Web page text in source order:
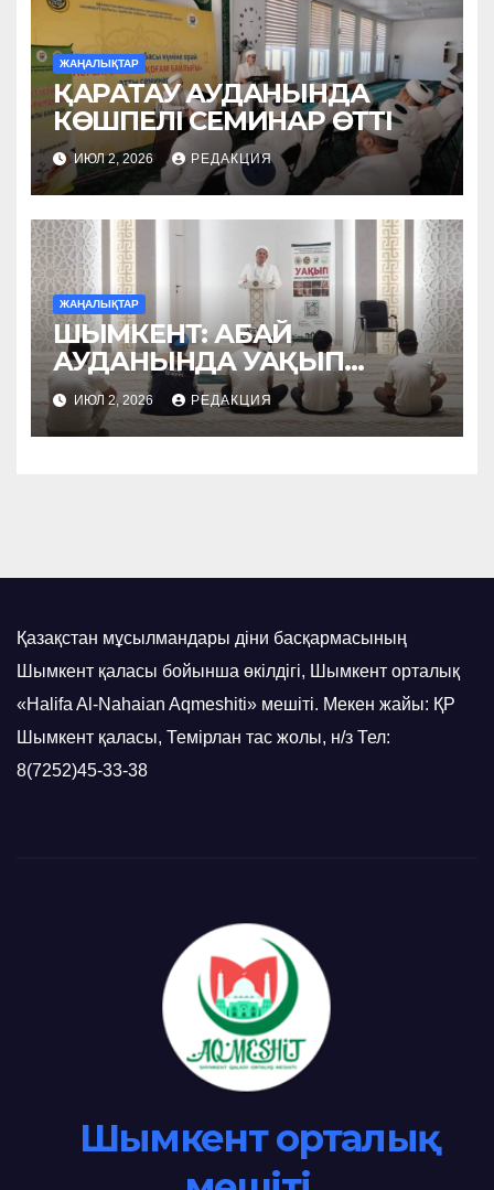
ЖАҢАЛЫҚТАР
ҚАРАТАУ АУДАНЫНДА
КӨШПЕЛІ СЕМИНАР ӨТТІ
ИЮЛ 2, 2026 РЕДАКЦИЯ
ЖАҢАЛЫҚТАР
ШЫМКЕНТ: АБАЙ
АУДАНЫНДА УАҚЫП
НАСИХАТТАЛДЫ
ИЮЛ 2, 2026 РЕДАКЦИЯ
Қазақстан мұсылмандары діни басқармасының
Шымкент қаласы бойынша өкілдігі, Шымкент орталық
«Halifa Al-Nahaian Aqmeshiti» мешіті. Мекен жайы: ҚР
Шымкент қаласы, Темірлан тас жолы, н/з Тел:
8(7252)45-33-38
Шымкент орталық